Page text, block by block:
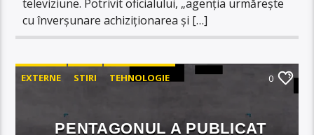
televiziune. Potrivit oficialului, „agenția urmărește
cu înverșunare achiziționarea și […]
EXTERNE STIRI TEHNOLOGIE 0
PENTAGONUL A PUBLICAT